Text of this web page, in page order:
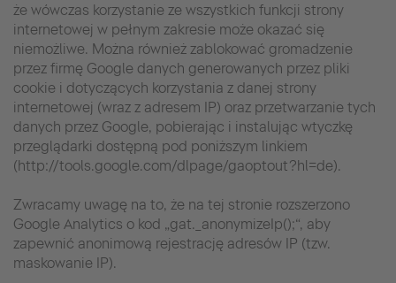
że wówczas korzystanie ze wszystkich funkcji strony
internetowej w pełnym zakresie może okazać się
niemożliwe. Można również zablokować gromadzenie
przez firmę Google danych generowanych przez pliki
cookie i dotyczących korzystania z danej strony
internetowej (wraz z adresem IP) oraz przetwarzanie tych
danych przez Google, pobierając i instalując wtyczkę
przeglądarki dostępną pod poniższym linkiem
(http://tools.google.com/dlpage/gaoptout?hl=de).
Zwracamy uwagę na to, że na tej stronie rozszerzono
Google Analytics o kod „gat._anonymizeIp();“, aby
zapewnić anonimową rejestrację adresów IP (tzw.
maskowanie IP).